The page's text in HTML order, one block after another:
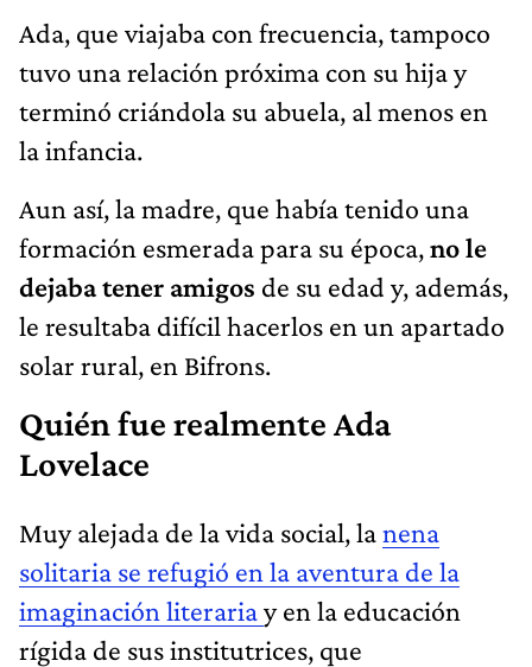
Ada, que viajaba con frecuencia, tampoco
tuvo una relación próxima con su hija y
terminó criándola su abuela, al menos en
la infancia.
Aun así, la madre, que había tenido una
formación esmerada para su época,no le
dejaba tener amigos de su edad y, además,
le resultaba difícil hacerlos en un apartado
solar rural, en Bifrons.
Quién fue realmente Ada
Lovelace
Muy alejada de la vida social, lanena
solitaria se refugió en la aventura de la
imaginación literariay en la educación
rígida de sus institutrices, que